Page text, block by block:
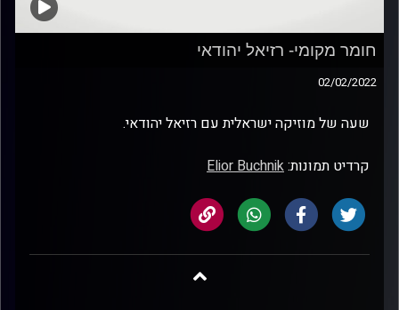
חומר מקומי- רזיאל יהודאי
02/02/2022
שעה של מוזיקה ישראלית עם רזיאל יהודאי.
קרדיט תמונות:Elior Buchnik